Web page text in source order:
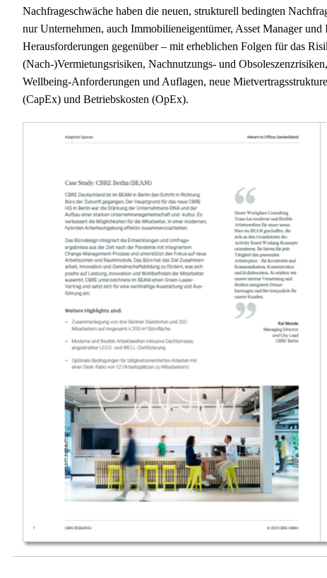
Nachfrageschwäche haben die neuen, strukturell bedingten
nur Unternehmen, auch Immobilieneigentümer, Asset Manager
Herausforderungen gegenüber – mit erheblichen Folgen für das
(Nach-)Vermietungsrisiken, Nachnutzungs- und
Wellbeing-Anforderungen und Auflagen, neue
(CapEx) und Betriebskosten (OpEx).